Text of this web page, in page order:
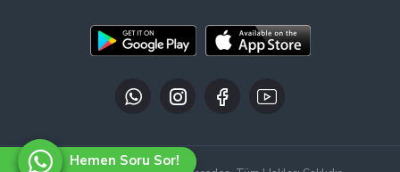
Hemen Soru Sor!